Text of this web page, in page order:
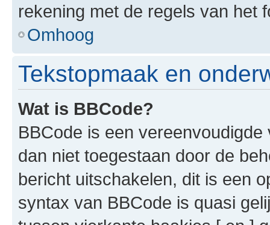
rekening met de regels van het
Omhoog
Tekstopmaak en
Wat is BBCode?
BBCode is een
dan niet toegestaan door de
bericht uitschakelen, dit is een
syntax van BBCode is quasi